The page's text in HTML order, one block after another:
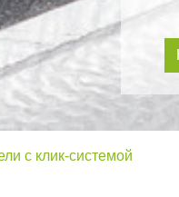
с клик-системой